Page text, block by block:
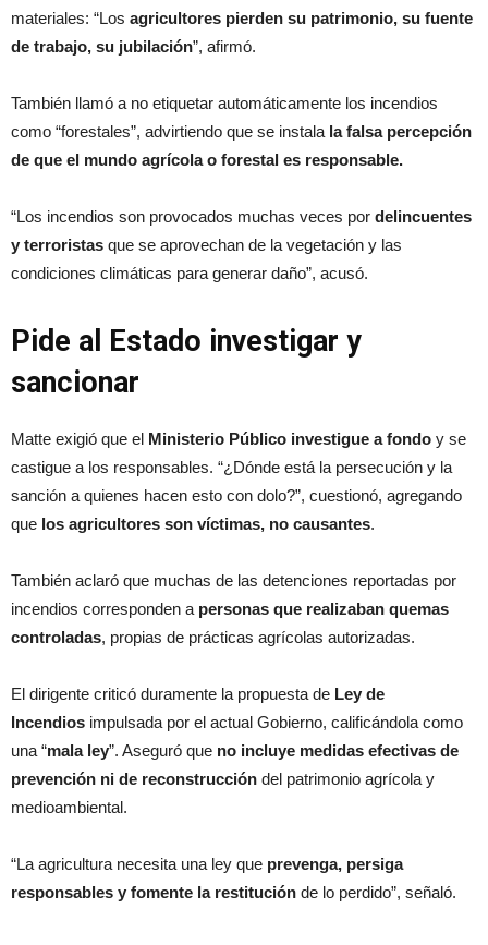
materiales: “Los agricultores pierden su patrimonio, su fuente
de trabajo, su jubilación”, afirmó.
También llamó a no etiquetar automáticamente los incendios
como “forestales”, advirtiendo que se instala la falsa percepción
de que el mundo agrícola o forestal es responsable.
“Los incendios son provocados muchas veces por delincuentes
y terroristas que se aprovechan de la vegetación y las
condiciones climáticas para generar daño”, acusó.
Pide al Estado investigar y
sancionar
Matte exigió que el Ministerio Público investigue a fondo y se
castigue a los responsables. “¿Dónde está la persecución y la
sanción a quienes hacen esto con dolo?”, cuestionó, agregando
que los agricultores son víctimas, no causantes.
También aclaró que muchas de las detenciones reportadas por
incendios corresponden a personas que realizaban quemas
controladas, propias de prácticas agrícolas autorizadas.
El dirigente criticó duramente la propuesta de Ley de
Incendios impulsada por el actual Gobierno, calificándola como
una “mala ley”. Aseguró que no incluye medidas efectivas de
prevención ni de reconstrucción del patrimonio agrícola y
medioambiental.
“La agricultura necesita una ley que prevenga, persiga
responsables y fomente la restitución de lo perdido”, señaló.